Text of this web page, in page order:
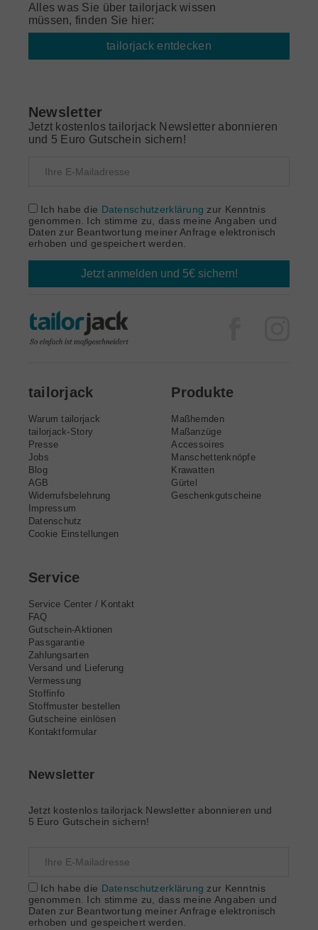
Alles was Sie über tailorjack wissen
müssen, finden Sie hier:
tailorjack entdecken
Newsletter
Jetzt kostenlos tailorjack Newsletter abonnieren
und 5 Euro Gutschein sichern!
Ich habe die Datenschutzerklärung zur Kenntnis
genommen. Ich stimme zu, dass meine Angaben und
Daten zur Beantwortung meiner Anfrage elektronisch
erhoben und gespeichert werden.
Jetzt anmelden und 5€ sichern!
tailorjack
Warum tailorjack
tailorjack-Story
Presse
Jobs
Blog
AGB
Widerrufsbelehrung
Impressum
Datenschutz
Cookie Einstellungen
Produkte
Maßhemden
Maßanzüge
Accessoires
Manschettenknöpfe
Krawatten
Gürtel
Geschenkgutscheine
Service
Service Center / Kontakt
FAQ
Gutschein-Aktionen
Passgarantie
Zahlungsarten
Versand und Lieferung
Vermessung
Stoffinfo
Stoffmuster bestellen
Gutscheine einlösen
Kontaktformular
Newsletter
Jetzt kostenlos tailorjack Newsletter abonnieren und
5 Euro Gutschein sichern!
Ich habe die Datenschutzerklärung zur Kenntnis
genommen. Ich stimme zu, dass meine Angaben und
Daten zur Beantwortung meiner Anfrage elektronisch
erhoben und gespeichert werden.